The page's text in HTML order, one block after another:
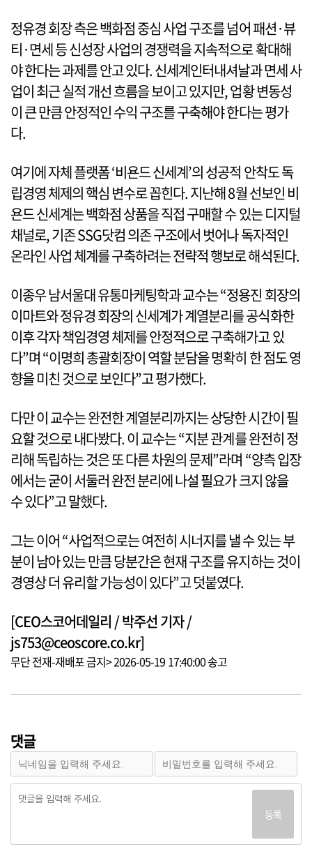
정유경 회장 측은 백화점 중심 사업 구조를 넘어 패션·뷰
티·면세 등 신성장 사업의 경쟁력을 지속적으로 확대해
야 한다는 과제를 안고 있다. 신세계인터내셔날과 면세 사
업이 최근 실적 개선 흐름을 보이고 있지만, 업황 변동성
이 큰 만큼 안정적인 수익 구조를 구축해야 한다는 평가
다.
여기에 자체 플랫폼 ‘비욘드 신세계’의 성공적 안착도 독
립경영 체제의 핵심 변수로 꼽힌다. 지난해 8월 선보인 비
욘드 신세계는 백화점 상품을 직접 구매할 수 있는 디지털
채널로, 기존 SSG닷컴 의존 구조에서 벗어나 독자적인
온라인 사업 체계를 구축하려는 전략적 행보로 해석된다.
이종우 남서울대 유통마케팅학과 교수는 “정용진 회장의
이마트와 정유경 회장의 신세계가 계열분리를 공식화한
이후 각자 책임경영 체제를 안정적으로 구축해가고 있
다”며 “이명희 총괄회장이 역할 분담을 명확히 한 점도 영
향을 미친 것으로 보인다”고 평가했다.
다만 이 교수는 완전한 계열분리까지는 상당한 시간이 필
요할 것으로 내다봤다. 이 교수는 “지분 관계를 완전히 정
리해 독립하는 것은 또 다른 차원의 문제”라며 “양측 입장
에서는 굳이 서둘러 완전 분리에 나설 필요가 크지 않을
수 있다”고 말했다.
그는 이어 “사업적으로는 여전히 시너지를 낼 수 있는 부
분이 남아 있는 만큼 당분간은 현재 구조를 유지하는 것이
경영상 더 유리할 가능성이 있다”고 덧붙였다.
[CEO스코어데일리 / 박주선 기자 /
js753@ceoscore.co.kr]
무단 전재-재배포 금지> 2026-05-19 17:40:00 송고
댓글
등록